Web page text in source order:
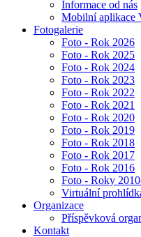
Informace od nás
Mobilní aplikace
Fotogalerie
Foto - Rok 2026
Foto - Rok 2025
Foto - Rok 2024
Foto - Rok 2023
Foto - Rok 2022
Foto - Rok 2021
Foto - Rok 2020
Foto - Rok 2019
Foto - Rok 2018
Foto - Rok 2017
Foto - Rok 2016
Foto - Roky
Virtuální
Organizace
Příspěvková
Kontakt